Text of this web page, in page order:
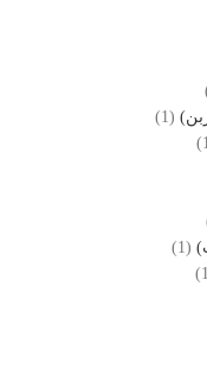
(1)
(1)